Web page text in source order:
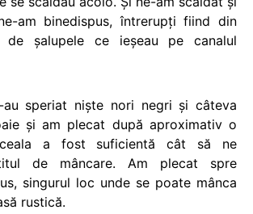
am binedispus, întrerupţi fiind din
şalupele ce ieşeau pe canalul
au speriat nişte nori negri şi câteva
şi am plecat după aproximativ o
a fost suficientă cât să ne
de mâncare. Am plecat spre
singurul loc unde se poate mânca
rustică.